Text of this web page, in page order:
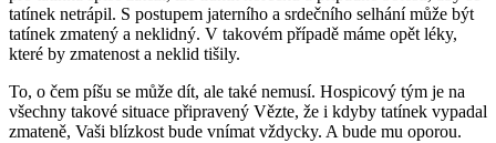
tatínek netrápil. S postupem jaterního a srdečního selhání může být
tatínek zmatený a neklidný. V takovém případě máme opět léky,
které by zmatenost a neklid tišily.
To, o čem píšu se může dít, ale také nemusí. Hospicový tým je na
všechny takové situace připravený Vězte, že i kdyby tatínek vypadal
zmateně, Vaši blízkost bude vnímat vždycky. A bude mu oporou.